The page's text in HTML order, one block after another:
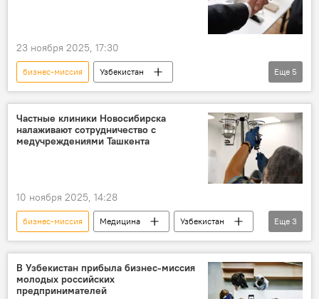
23 ноября 2025, 17:30
бизнес-миссия
Узбекистан
Красноярский край
Россия
сотрудничество
Экономика
Туризм
Еще 5
Частные клиники Новосибирска
налаживают сотрудничество с
медучреждениями Ташкента
10 ноября 2025, 14:28
бизнес-миссия Медицина
Узбекистан
Новосибирск
Россия
сотрудничество
Еще 3
В Узбекистан прибыла бизнес-миссия
молодых российских
предпринимателей